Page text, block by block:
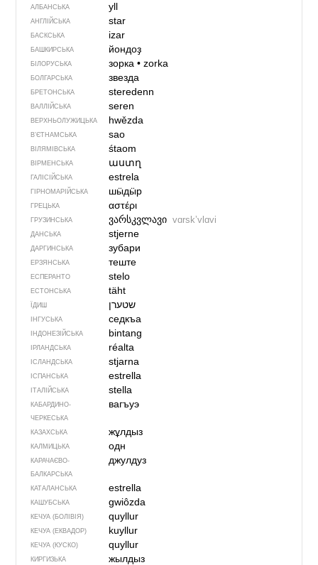
АЛБАНСЬКА yll
АНГЛІЙСЬКА star
БАСКСЬКА izar
БАШКИРСЬКА йондоҙ
БІЛОРУСЬКА зорка• zorka
БОЛГАРСЬКА звезда
БРЕТОНСЬКА steredenn
ВАЛЛІЙСЬКА seren
ВЕРХНЬОЛУЖИЦЬКА hwězda
В’ЄТНАМСЬКА sao
ВІЛЯМІВСЬКА śtaom
ВІРМЕНСЬКА աստղ
ГАЛІСІЙСЬКА estrela
ГІРНОМАРІЙСЬКА шӹдӹр
ГРЕЦЬКА αστέρι
ГРУЗИНСЬКА ვარსკვლავი vɑrskʼvlɑvi
ДАНСЬКА stjerne
ДАРГИНСЬКА зубари
ЕРЗЯНСЬКА теште
ЕСПЕРАНТО stelo
ЕСТОНСЬКА täht
ЇДИШ שטערן‏
ІНГУСЬКА седкъа
ІНДОНЕЗІЙСЬКА bintang
ІРЛАНДСЬКА réalta
ІСЛАНДСЬКА stjarna
ІСПАНСЬКА estrella
ІТАЛІЙСЬКА stella
КАБАРДИНО-
ЧЕРКЕСЬКА
вагъуэ
КАЗАХСЬКА жұлдыз
КАЛМИЦЬКА одн
КАРАЧАЄВО-
БАЛКАРСЬКА
джулдуз
КАТАЛАНСЬКА estrella
КАШУБСЬКА gwiôzda
КЕЧУА (БОЛІВІЯ) quyllur
КЕЧУА (ЕКВАДОР) kuyllur
КЕЧУА (КУСКО) quyllur
КИРГИЗЬКА жылдыз